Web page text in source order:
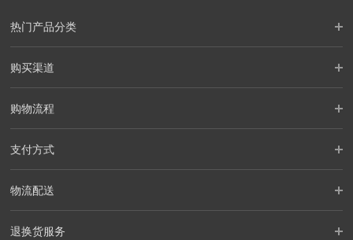
热门产品分类
购买渠道
购物流程
支付方式
物流配送
退换货服务